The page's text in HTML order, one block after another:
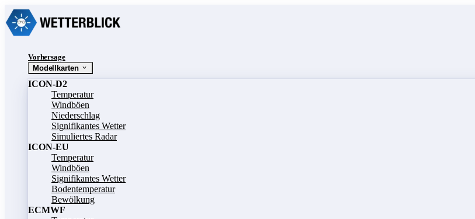
Vorhersage
Modellkarten
ICON-D2
Temperatur
Windböen
Niederschlag
Signifikantes Wetter
Simuliertes Radar
ICON-EU
Temperatur
Windböen
Signifikantes Wetter
Bodentemperatur
Bewölkung
ECMWF